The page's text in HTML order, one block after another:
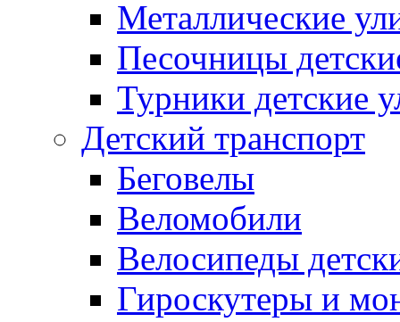
Металлические
Песочницы
Турники детские
Детский транспорт
Беговелы
Веломобили
Велосипеды
Гироскутеры и